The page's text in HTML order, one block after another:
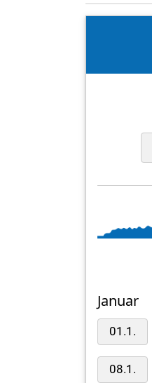
Januar
01.1.
08.1.